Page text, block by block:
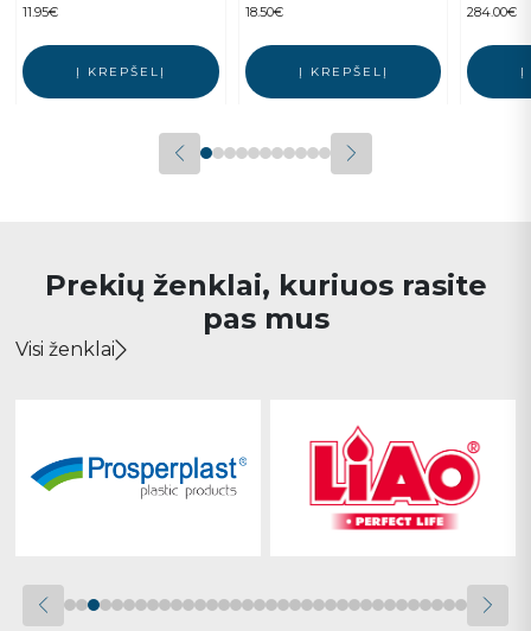
11.95€
Į KREPŠELĮ
18.50€
Į KREPŠELĮ
284.00€
Į
Prekių ženklai, kuriuos rasite
pas mus
Visi ženklai